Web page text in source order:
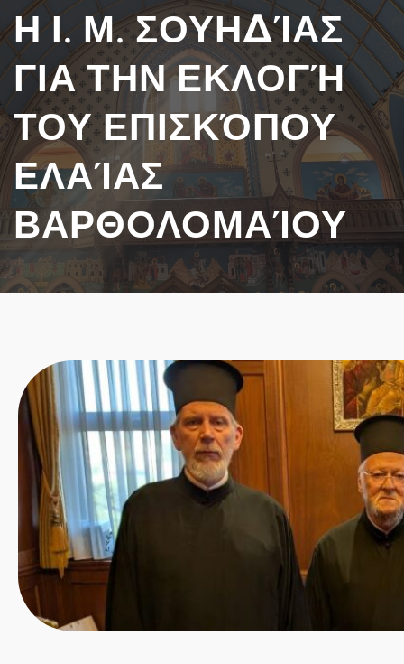
Η Ι. Μ. ΣΟΥΗΔΊΑΣ
ΓΙΑ ΤΗΝ ΕΚΛΟΓΉ
ΤΟΥ ΕΠΙΣΚΌΠΟΥ
ΕΛΑΊΑΣ
ΒΑΡΘΟΛΟΜΑΊΟΥ